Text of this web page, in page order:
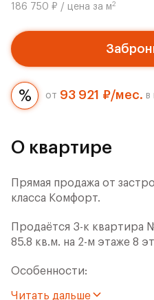
186 750 ₽ / цена за м2
от 93 921 ₽/мес. в
О квартире
Прямая продажа от
класса Комфорт.
Продаётся 3-к
85.8 кв.м. на 2-м этаже 8
Особенности:
Читать дальше